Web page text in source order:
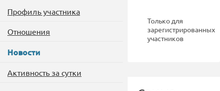
Профиль участника
Отношения
Новости
Активность за сутки
Только для
зарегистрированных
участников